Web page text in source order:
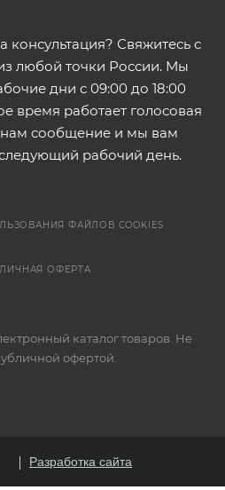
консультация? Свяжитесь с
любой точки России. Мы
дни с 09:00 до 18:00
время работает голосовая
нам сообщение и мы вам
рабочий день.
ФАЙЛОВ COOKIES
ОФЕРТА
каталог товаров. Не
офертой.
Разработка сайта